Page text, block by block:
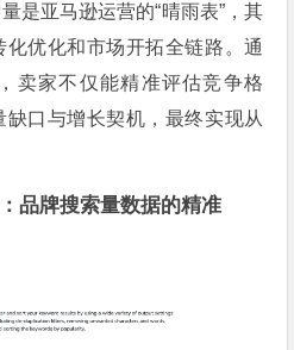
是亚马逊运营的“晴雨表”，其
优化和市场开拓全链路。通
卖家不仅能精准评估竞争格
口与增长契机，最终实现从
品牌搜索量数据的精准